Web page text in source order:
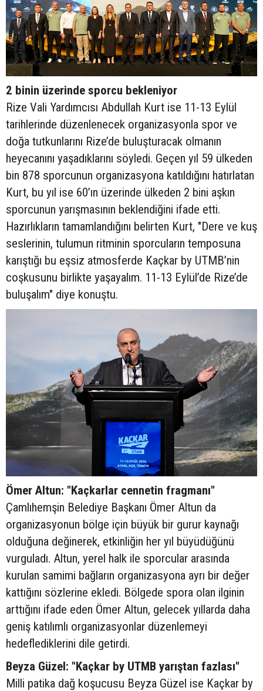
2 binin üzerinde sporcu bekleniyor
Rize Vali Yardımcısı Abdullah Kurt ise 11-13 Eylül
tarihlerinde düzenlenecek organizasyonla spor ve
doğa tutkunlarını Rize’de buluşturacak olmanın
heyecanını yaşadıklarını söyledi. Geçen yıl 59 ülkeden
bin 878 sporcunun organizasyona katıldığını hatırlatan
Kurt, bu yıl ise 60’ın üzerinde ülkeden 2 bini aşkın
sporcunun yarışmasının beklendiğini ifade etti.
Hazırlıkların tamamlandığını belirten Kurt, "Dere ve kuş
seslerinin, tulumun ritminin sporcuların temposuna
karıştığı bu eşsiz atmosferde Kaçkar by UTMB’nin
coşkusunu birlikte yaşayalım. 11-13 Eylül’de Rize’de
buluşalım" diye konuştu.
Ömer Altun: "Kaçkarlar cennetin fragmanı"
Çamlıhemşin Belediye Başkanı Ömer Altun da
organizasyonun bölge için büyük bir gurur kaynağı
olduğuna değinerek, etkinliğin her yıl büyüdüğünü
vurguladı. Altun, yerel halk ile sporcular arasında
kurulan samimi bağların organizasyona ayrı bir değer
kattığını sözlerine ekledi. Bölgede spora olan ilginin
arttığını ifade eden Ömer Altun, gelecek yıllarda daha
geniş katılımlı organizasyonlar düzenlemeyi
hedeflediklerini dile getirdi.
Beyza Güzel: "Kaçkar by UTMB yarıştan fazlası"
Milli patika dağ koşucusu Beyza Güzel ise Kaçkar by